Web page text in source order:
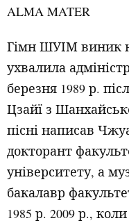
ALMA MATER
Гімн ШУІМ виник
ухвалила
березня 1989 р.
Цзайї з
пісні написав
докторант
університету, а
бакалавр
1985 р. 2009 р.,